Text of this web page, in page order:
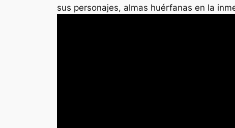
sus personajes, almas huérfanas en la